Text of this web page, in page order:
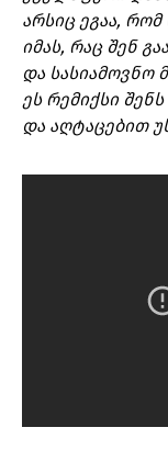
არსიც ეგაა,
იმას, რაც შენ
და სასიამოვნო
ეს რემიქსი
და აღტაცებით